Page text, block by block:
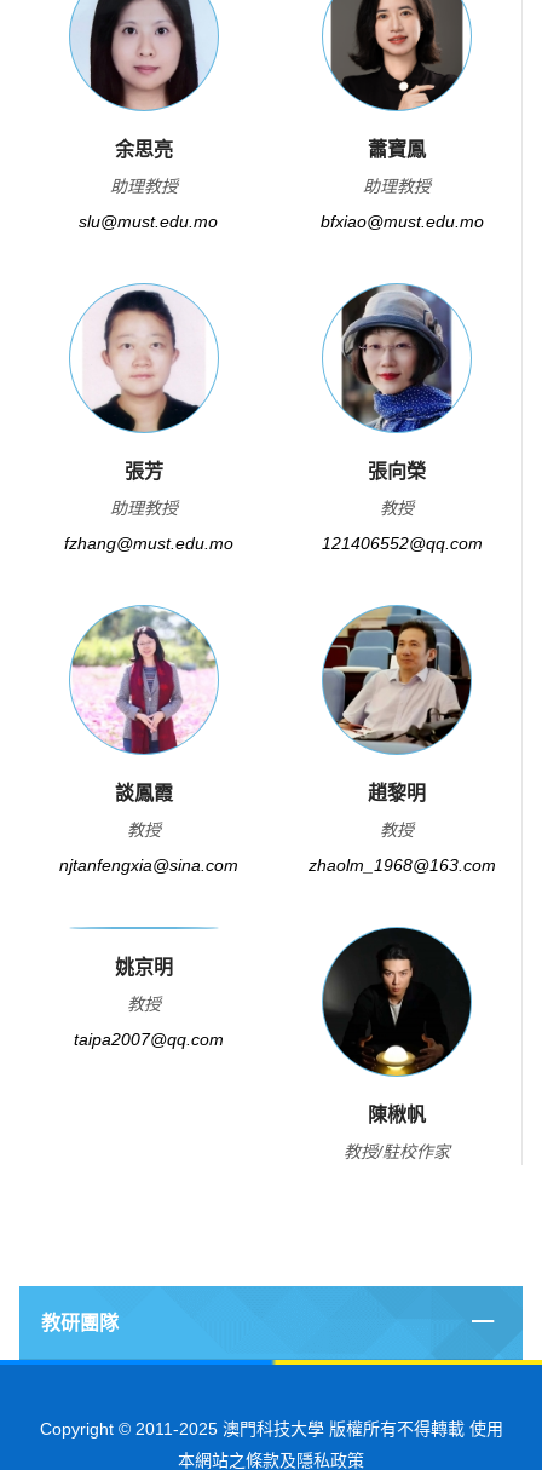
余思亮
助理教授
slu@must.edu.mo
蕭寶鳳
助理教授
bfxiao@must.edu.mo
張芳
助理教授
fzhang@must.edu.mo
張向榮
教授
121406552@qq.com
談鳳霞
教授
njtanfengxia@sina.com
趙黎明
教授
zhaolm_1968@163.com
姚京明
教授
taipa2007@qq.com
陳楸帆
教授/駐校作家
教研團隊
Copyright © 2011-2025 澳門科技大學 版權所有不得轉載 使用
本網站之條款及隱私政策